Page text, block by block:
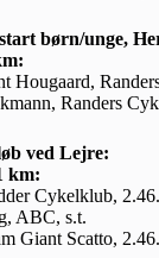
børn/unge,
Hougaard,
Randers
ved Lejre:
km:
Cykelklub,
ABC, s.t.
Giant Scatto,